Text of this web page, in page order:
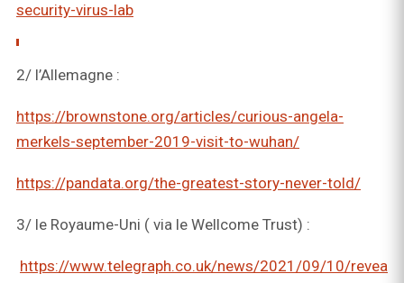
security-virus-lab
2/ l’Allemagne :
https://brownstone.org/articles/curious-angela-
merkels-september-2019-visit-to-wuhan/
https://pandata.org/the-greatest-story-never-told/
3/ le Royaume-Uni ( via le Wellcome Trust) :
https://www.telegraph.co.uk/news/2021/09/10/revea